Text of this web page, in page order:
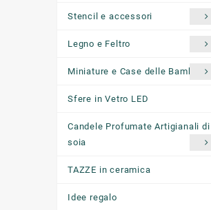
Stencil e accessori
Legno e Feltro
Miniature e Case delle Bambole
Sfere in Vetro LED
Candele Profumate Artigianali di
soia
TAZZE in ceramica
Idee regalo